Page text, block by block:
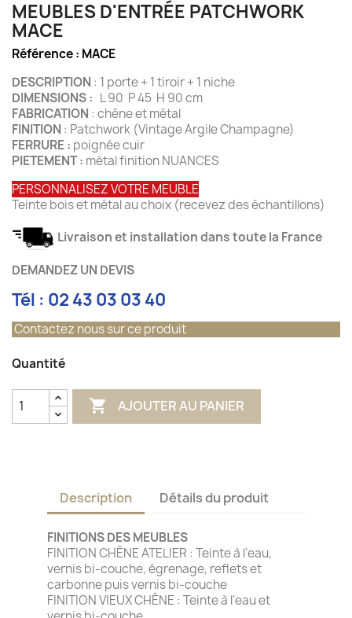
MEUBLES D'ENTRÉE PATCHWORK
MACE
Référence : MACE
DESCRIPTION : 1 porte + 1 tiroir + 1 niche
DIMENSIONS : L 90 P 45 H 90 cm
FABRICATION : chêne et métal
FINITION : Patchwork (Vintage Argile Champagne)
FERRURE : poignée cuir
PIETEMENT : métal finition NUANCES
PERSONNALISEZ VOTRE MEUBLE
Teinte bois et métal au choix (recevez des échantillons)
Livraison et installation dans toute la France
DEMANDEZ UN DEVIS
Tél : 02 43 03 03 40
Contactez nous sur ce produit
Quantité
 AJOUTER AU PANIER
Description Détails du produit
FINITIONS DES MEUBLES
FINITION CHÊNE ATELIER : Teinte à l'eau,
vernis bi-couche, égrenage, reflets et
carbonne puis vernis bi-couche
FINITION VIEUX CHÊNE : Teinte à l'eau et